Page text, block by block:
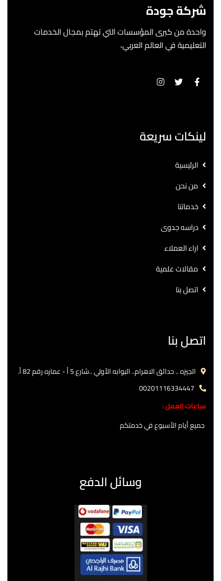
شركة جودة
واحدة من كبرى المؤسسات التي تهتم بمجال الخدمات
التعليمية في العالم العربي،
لينكات سريعة
الرئيسية
من نحن
خدماتنا
دراسه جدوى
اراء العملاء
مقالات علمية
اتصل بنا
اتصل بنا
الجيزه .. حدائق الاهرام.. البوابه الأولي ..شارع 5 أ - عماره رقم 82 أ.
00201116334447
ساعات العمل :
جميع أيام الأسبوع في خدمتكم
وسائل الدفع